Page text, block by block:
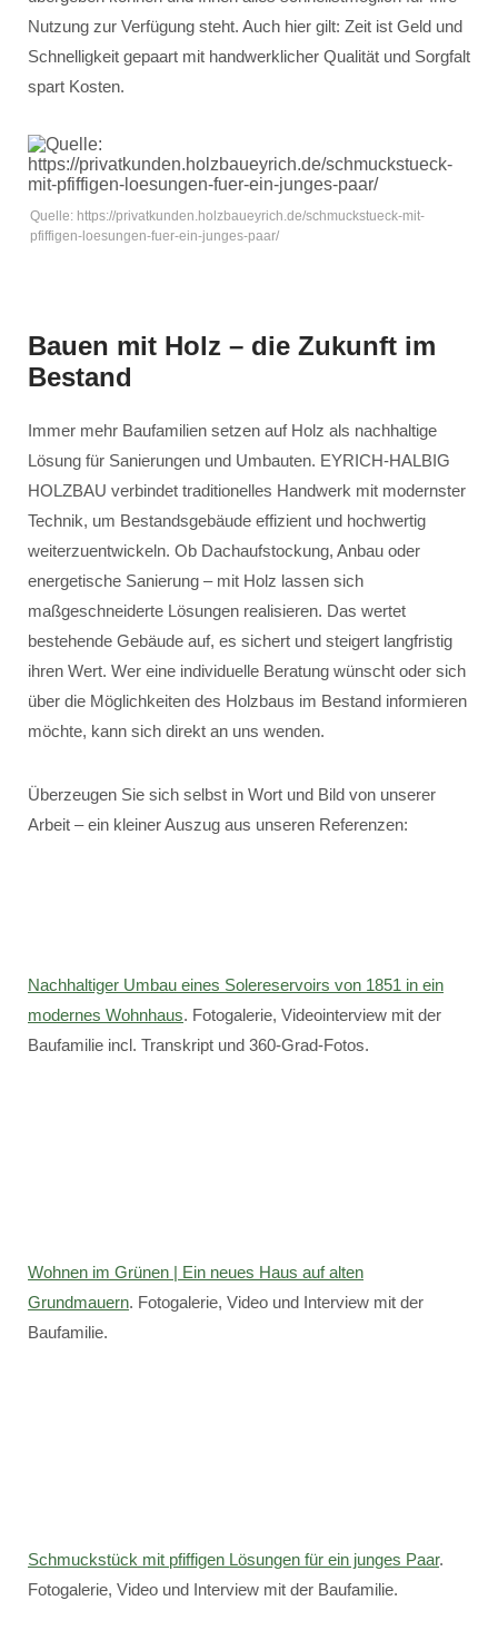
Nutzung zur Verfügung steht. Auch hier gilt: Zeit ist Geld und
Schnelligkeit gepaart mit handwerklicher Qualität und Sorgfalt
spart Kosten.
Quelle: https://privatkunden.holzbaueyrich.de/schmuckstueck-mit-
pfiffigen-loesungen-fuer-ein-junges-paar/
Bauen mit Holz – die Zukunft im
Bestand
Immer mehr Baufamilien setzen auf Holz als nachhaltige
Lösung für Sanierungen und Umbauten. EYRICH-HALBIG
HOLZBAU verbindet traditionelles Handwerk mit modernster
Technik, um Bestandsgebäude effizient und hochwertig
weiterzuentwickeln. Ob Dachaufstockung, Anbau oder
energetische Sanierung – mit Holz lassen sich
maßgeschneiderte Lösungen realisieren. Das wertet
bestehende Gebäude auf, es sichert und steigert langfristig
ihren Wert. Wer eine individuelle Beratung wünscht oder sich
über die Möglichkeiten des Holzbaus im Bestand informieren
möchte, kann sich direkt an uns wenden.
Überzeugen Sie sich selbst in Wort und Bild von unserer
Arbeit – ein kleiner Auszug aus unseren Referenzen:
Nachhaltiger Umbau eines Solereservoirs von 1851 in ein
modernes Wohnhaus. Fotogalerie, Videointerview mit der
Baufamilie incl. Transkript und 360-Grad-Fotos.
Wohnen im Grünen | Ein neues Haus auf alten
Grundmauern. Fotogalerie, Video und Interview mit der
Baufamilie.
Schmuckstück mit pfiffigen Lösungen für ein junges Paar.
Fotogalerie, Video und Interview mit der Baufamilie.